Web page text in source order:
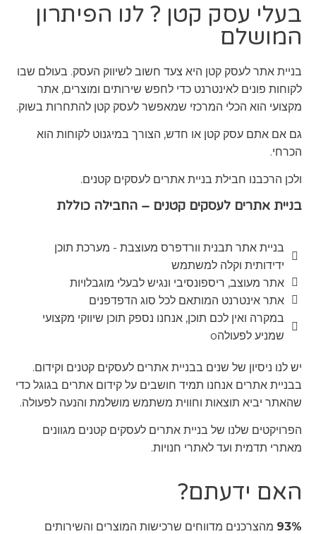
בעלי עסק קטן ? לנו הפיתרון
המושלם
בניית אתר לעסק קטן היא צעד חשוב לשיווק העסק. בעולם שבו
לקוחות פונים לאינטרנט כדי לחפש שירותים ומוצרים, אתר
מקצועי הוא הכלי המרכזי שמאפשר לעסק קטן להתחרות בשוק.
גם אם אתם עסק קטן או חדש, הצורך במיגנוט לקוחות הוא
הכרחי.
ולכן הרכבנו חבילת בניית אתרים לעסקים קטנים.
בניית אתרים לעסקים קטנים – החבילה כוללת
בניית אתר תבנית וורדפרס מעוצבת - מערכת תוכן
ידידותית וקלה למשתמש
אתר מעוצב, ריספונסיבי ונגיש לבעלי מוגבלויות
אתר אינטרנט המותאם לכל סוג הדפדפנים
במקרה ואין לכם תוכן, אנחנו נספק תוכן שיווקי מקצועי
שמניע לפעולהo
יש לנו ניסיון של שנים בבניית אתרים לעסקים קטנים וקידום.
בבניית אתרים אנחנו תמיד חושבים על קידום אתרים בגוגל כדי
שהאתר יביא תוצאות וחווית משתמש מושלמת והנעה לפעולה.
הפרויקטים שלנו של בניית אתרים לעסקים קטנים מגוונים
מאתרי תדמית ועד לאתרי חנויות.
האם ידעתם?
93% מהצרכנים מדווחים שרכישות המוצרים והשירותים